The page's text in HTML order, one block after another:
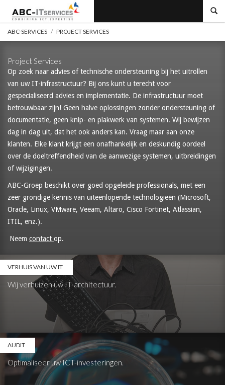
ABC-
Services
ABC-SERVICES PROJECT SERVICES
Project Services
Op zoek naar advies of technische ondersteuning bij het uitrollen
van uw IT-infrastructuur? Bij ons kunt u terecht voor
gespecialiseerd advies en implementatie. De infrastructuur moet
betrouwbaar zijn! Geen halve oplossingen zonder ondersteuning of
documentatie, geen knip- en plakwerk van systemen. Wij bewijzen
dag in dag uit, dat het ook anders kan. Vraag maar aan onze
klanten. Elke klant krijgt een onafhankelijk en deskundig oordeel
over de doeltreffendheid van de aanwezige systemen, uitbreidingen
of wijzigingen.
ABC-Groep beschikt over goed opgeleide professionals, met een
zeer grondige kennis van uiteenlopende technologieën (Microsoft,
Oracle, Linux, VMware, Veeam, Altaro, Cisco Fortinet, Atlassian,
ITIL, enz.).
Neem contact op.
VERHUIS VAN UW IT
Wij verhuizen uw IT-architectuur.
AUDIT
Optimaliseer uw ICT-investeringen.